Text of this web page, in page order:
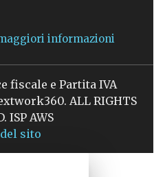
informazioni
fiscale e Partita IVA
ALL RIGHTS
ISP AWS
sito